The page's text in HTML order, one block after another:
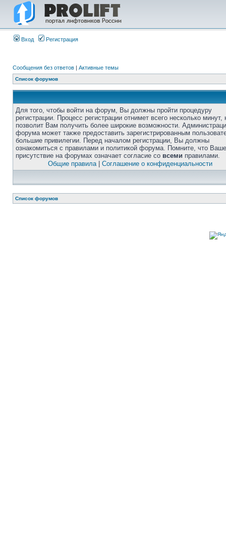
Вход Регистрация
Сообщения без ответов | Активные темы
Список форумов
Для того, чтобы войти на форум, Вы должны пройти процедуру
регистрации. Процесс регистрации отнимет всего несколько минут,
позволит Вам получить более широкие возможности.
форума может также предоставить зарегистрированным
большие привилегии. Перед началом регистрации, Вы должны
ознакомиться с правилами и политикой форума. Помните, что Ваше
присутствие на форумах означает согласие со всеми правилами.
Общие правила| Соглашение о конфиденциальности
Список форумов